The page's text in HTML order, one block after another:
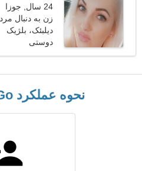
24 سال, جوزا
زن به دنبال مرد
دیلبئک، بلژیک
دوستی
نحوه عملکرد BelDatingGo